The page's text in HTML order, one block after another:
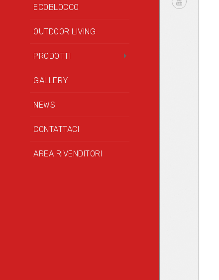
ECOBLOCCO
OUTDOOR LIVING
PRODOTTI
GALLERY
NEWS
CONTATTACI
AREA RIVENDITORI